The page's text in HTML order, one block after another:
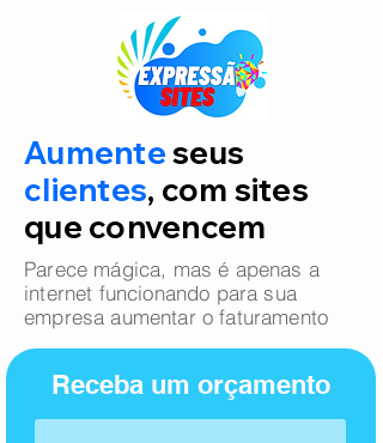
Aumenteseus
clientes, com sites
que convencem
Parece mágica, mas é apenas a
internet funcionando para sua
empresa aumentar o faturamento
Receba um orçamento